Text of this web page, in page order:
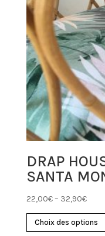
DRAP
SANTA
22,00€– 32,90€
Choix des options